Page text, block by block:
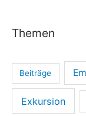
Themen
Beiträge
Exkursion